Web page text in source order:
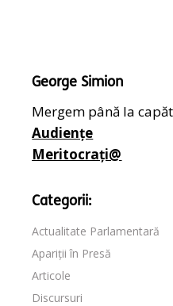
George Simion
Mergem până la
Audiențe
Meritocrați@
Categorii:
Actualitate Parlamentară
Apariții în Presă
Articole
Discursuri